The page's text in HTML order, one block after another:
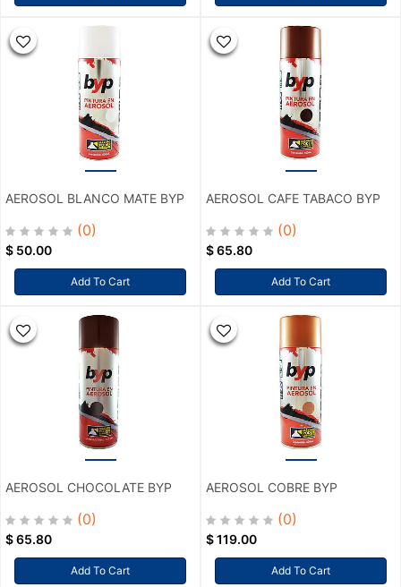
AEROSOL BLANCO MATE BYP
(0)
$ 50.00
Add To Cart
AEROSOL CAFE TABACO BYP
(0)
$65.80
Add To Cart
AEROSOL CHOCOLATE BYP
(0)
$65.80
Add To Cart
AEROSOL COBRE BYP
(0)
$119.00
Add To Cart